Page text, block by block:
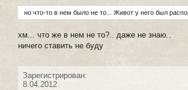
но что-то в нем было не то... Живот у него был
хм... что же в нем не то?.. даже не знаю..
ничего ставить не буду
Зарегистрирован:
8.04.2012